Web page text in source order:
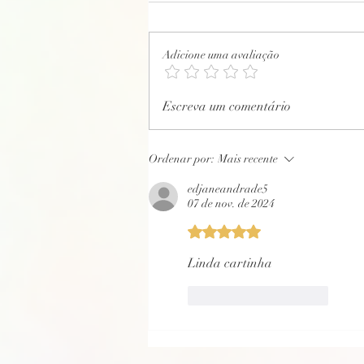
CARTA PSICOGRFADA DIA 18/11/2024 de
Adicione uma avaliação
Escreva um comentário
Ordenar por: Mais recente
edjaneandrade5
07 de nov. de 2024
Avaliado com 5 de 5 estrelas.
Linda cartinha